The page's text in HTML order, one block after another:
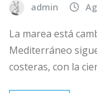
admin
La marea está
Mediterráneo
costeras, con la